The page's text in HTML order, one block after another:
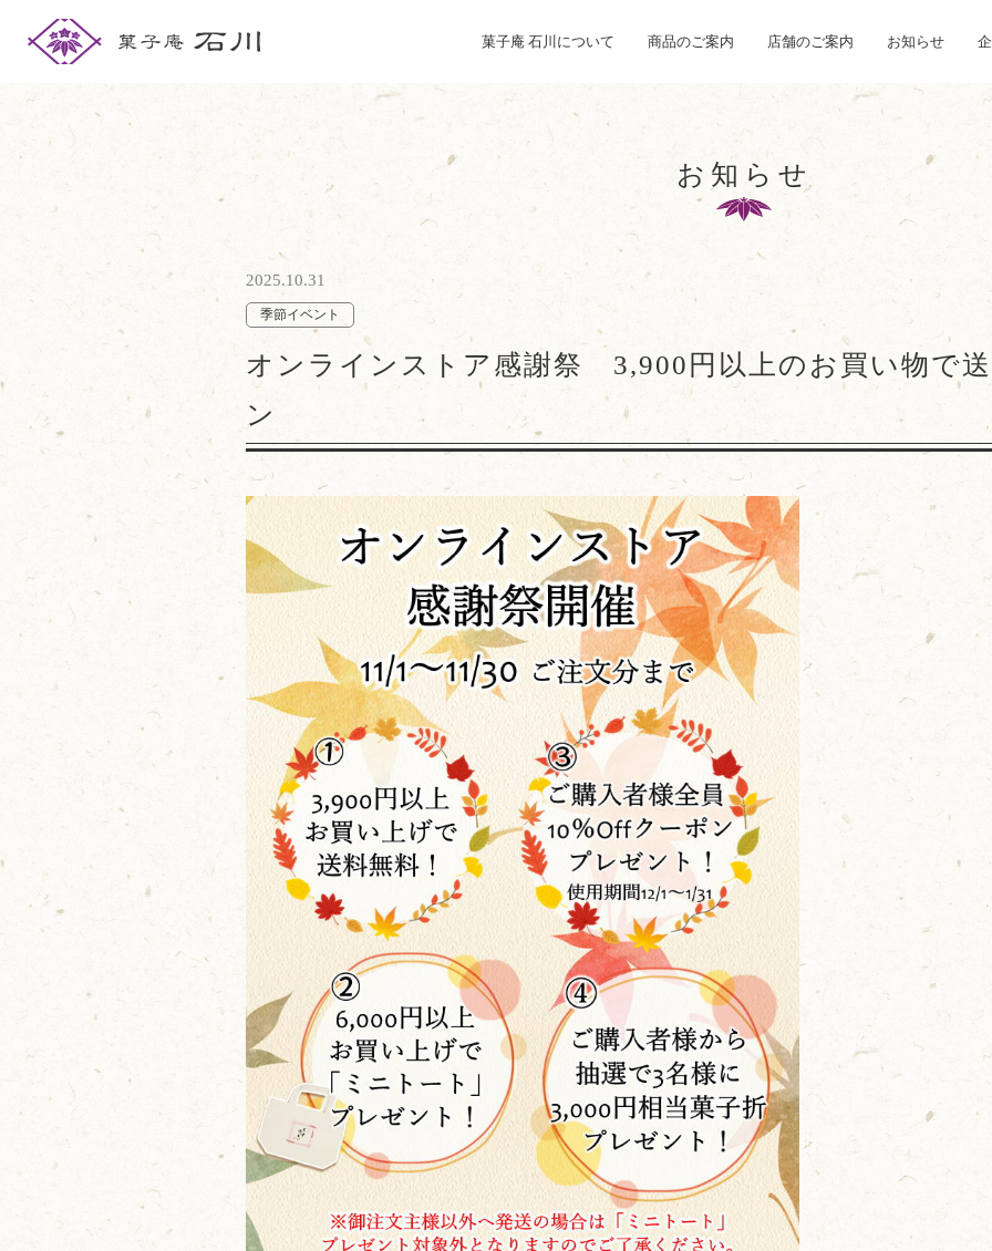
菓子庵 石川について 商品のご案内 店舗のご案内 お知らせ
お知らせ
2025.10.31
季節イベント
オンラインストア感謝祭 3,900円以上のお買い物で
ン